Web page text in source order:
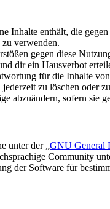
Inhalte enthält, die
verwenden.
gegen diese
dir ein Hausverbot
für die Inhalte
zu löschen oder
abzuändern, sofern
unter der „GNU General
Community
der Software für